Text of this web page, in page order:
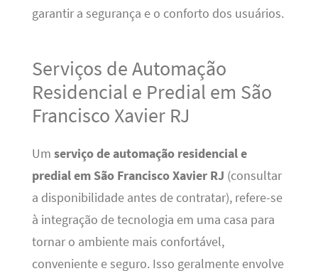
garantir a segurança e o conforto dos usuários.
Serviços de Automação
Residencial e Predial em São
Francisco Xavier RJ
Um serviço de automação residencial e
predial em São Francisco Xavier RJ (consultar
a disponibilidade antes de contratar), refere-se
à integração de tecnologia em uma casa para
tornar o ambiente mais confortável,
conveniente e seguro. Isso geralmente envolve